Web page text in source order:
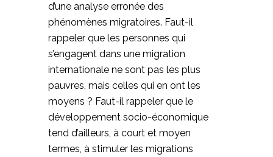
d’une analyse erronée des
phénomènes migratoires. Faut-il
rappeler que les personnes qui
s’engagent dans une migration
internationale ne sont pas les plus
pauvres, mais celles qui en ont les
moyens ? Faut-il rappeler que le
développement socio-économique
tend d’ailleurs, à court et moyen
termes, à stimuler les migrations